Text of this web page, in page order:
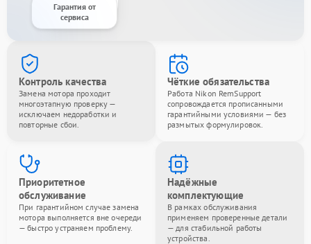
Гарантия от
сервиса
Контроль качества
Замена мотора проходит
многоэтапную проверку —
исключаем недоработки и
повторные сбои.
Чёткие обязательства
Работа Nikon RemSupport
сопровождается прописанными
гарантийными условиями — без
размытых формулировок.
Приоритетное
обслуживание
При гарантийном случае замена
мотора выполняется вне очереди
— быстро устраняем проблему.
Надёжные
комплектующие
В рамках обслуживания
применяем проверенные детали
— для стабильной работы
устройства.